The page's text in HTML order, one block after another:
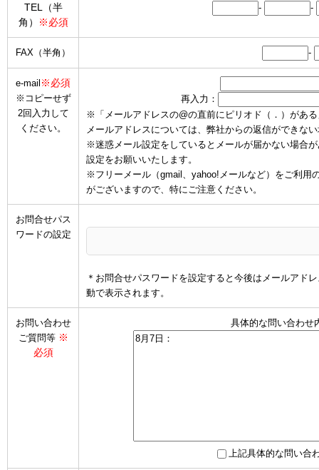
TEL（半
角）
※必須
- -
FAX（半角） -
e-mail ※必須
※コピーせず
2回入力して
ください。
再入力：
※「メールアドレスの@の直前にピリオド（．）があ
メールアドレスについては、弊社からの返信ができな
※迷惑メール設定をしているとメールが届かない場合
設定をお願いいたします。
※フリーメール（gmail、yahoo!メールなど）をご利用
がございますので、特にご注意ください。
お問合せパス
ワードの設定
＊お問合せパスワードを設定すると今後はメールアド
動で表示されます。
お問い合わせ
ご質問等 ※
必須
具体的な問い合わせ
上記具体的な問い合